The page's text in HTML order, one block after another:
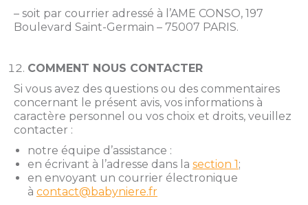
– soit par courrier adressé à l’AME CONSO, 197
Boulevard Saint-Germain – 75007 PARIS.
COMMENT NOUS CONTACTER
Si vous avez des questions ou des commentaires
concernant le présent avis, vos informations à
caractère personnel ou vos choix et droits, veuillez
contacter :
notre équipe d’assistance :
en écrivant à l’adresse dans la section 1;
en envoyant un courrier électronique
à contact@babyniere.fr